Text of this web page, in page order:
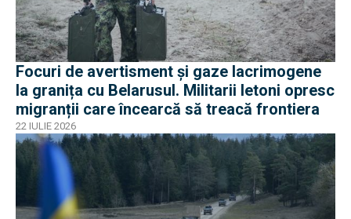
Focuri de avertisment și gaze lacrimogene
la granița cu Belarusul. Militarii letoni opresc
migranții care încearcă să treacă frontiera
22 IULIE 2026